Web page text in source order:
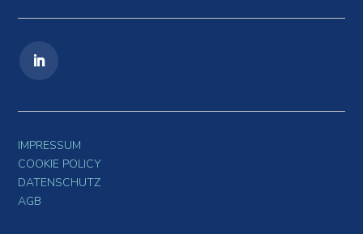
IMPRESSUM
COOKIE POLICY
DATENSCHUTZ
AGB